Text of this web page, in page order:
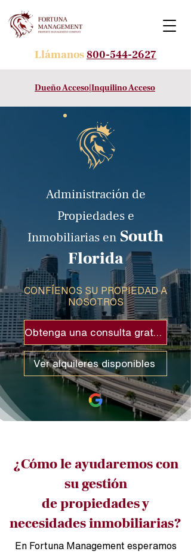
Dueño Acceso|Inquilino Acceso
Llámanos800-544-2627
Administración de
Propiedades e
Inmobiliarias en South
Florida
CONFÍENOS SU PROPIEDAD A
NOSOTROS
Ver alquileres disponibles
¿Cómo le ayudaremos con
su gestión
de propiedades y
necesidades inmobiliarias?
En Fortuna Management esperamos